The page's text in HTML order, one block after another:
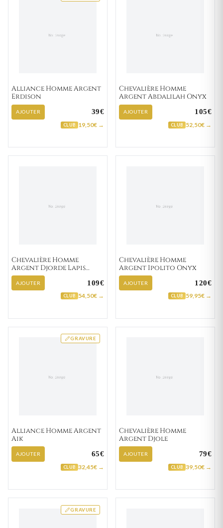
Alliance Homme Argent
Erdison
AJOUTER 39€
CLUB 19,50€ →
Chevalière Homme
Argent Abdalilah Onyx
AJOUTER 105€
CLUB 52,50€ →
Chevalière Homme
Argent Djorde Lapis
Lazuli
AJOUTER 109€
CLUB 54,50€ →
Chevalière Homme
Argent Ipolito Onyx
AJOUTER 120€
CLUB 59,95€ →
GRAVURE
Alliance Homme Argent
Aik
AJOUTER 65€
CLUB 32,45€ →
Chevalière Homme
Argent Djole
AJOUTER 79€
CLUB 39,50€ →
GRAVURE